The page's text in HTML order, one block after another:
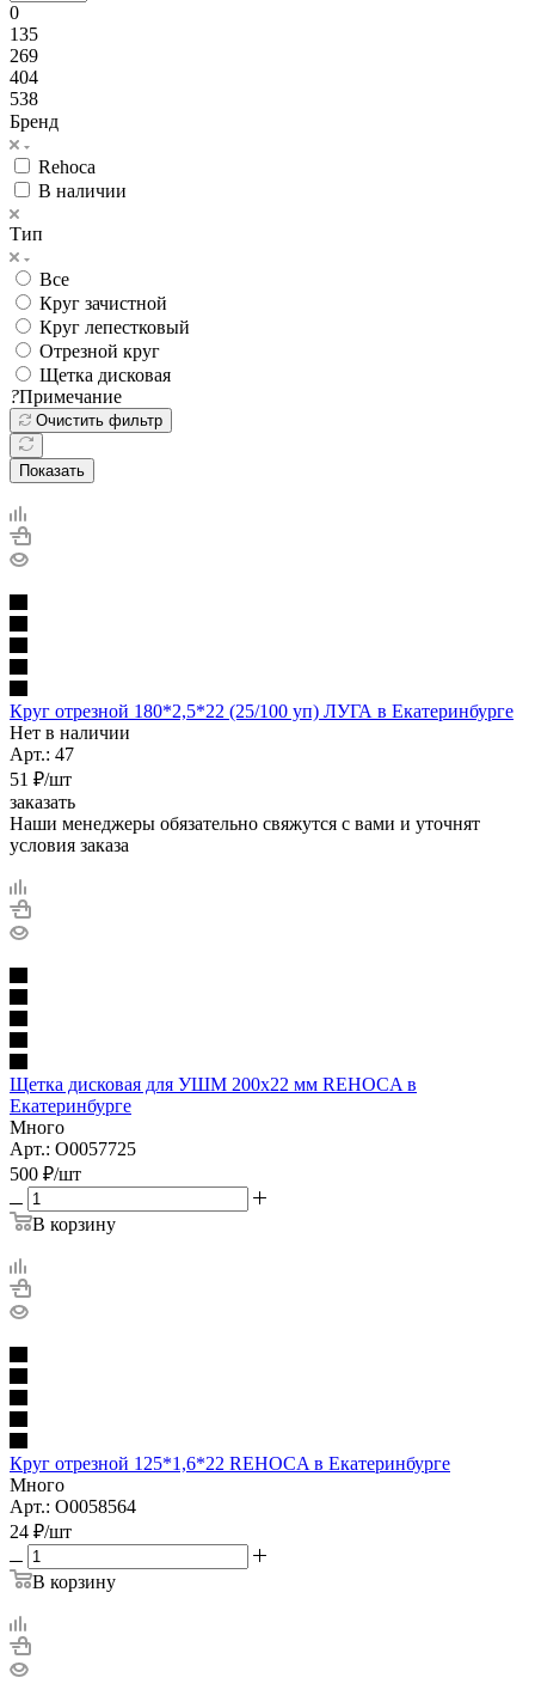
0
135
269
404
538
Бренд
Rehoca
В наличии
Тип
Все
Круг зачистной
Круг лепестковый
Отрезной круг
Щетка дисковая
?Примечание
Очистить фильтр
Показать
Круг отрезной 180*2,5*22 (25/100 уп) ЛУГА в Екатеринбурге
Нет в наличии
Арт.: 47
51 ₽/шт
заказать
Наши менеджеры обязательно свяжутся с вами и уточнят
условия заказа
Щетка дисковая для УШМ 200х22 мм REHOCA в
Екатеринбурге
Много
Арт.: O0057725
500 ₽/шт
В корзину
Круг отрезной 125*1,6*22 REHOCA в Екатеринбурге
Много
Арт.: O0058564
24 ₽/шт
В корзину